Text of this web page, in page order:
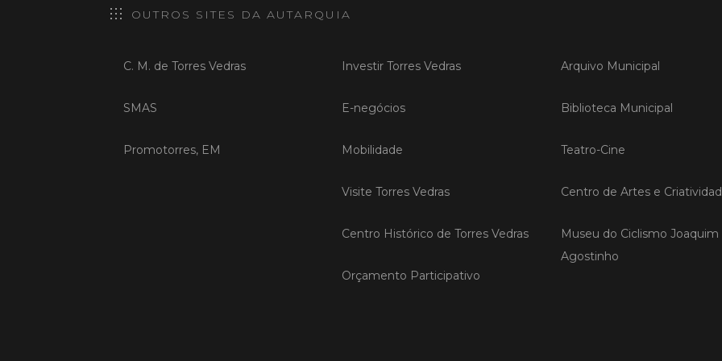
Vedras
OUTROS SITES DA AUTARQUIA
C. M. de Torres Vedras
SMAS
Promotorres, EM
Investir Torres Vedras
E-negócios
Mobilidade
Visite Torres Vedras
Centro Histórico de Torres Vedras
Orçamento Participativo
Arquivo Municipal
Biblioteca Municipal
Teatro-Cine
Centro de Artes e
Museu do Ciclismo Joaquim
Agostinho